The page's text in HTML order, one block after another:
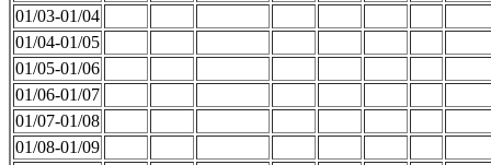
01/03-01/04
01/04-01/05
01/05-01/06
01/06-01/07
01/07-01/08
01/08-01/09